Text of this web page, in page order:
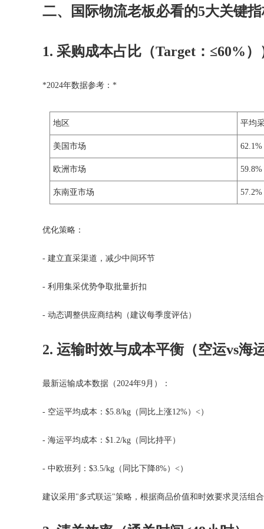
二、国际物流老板必看的5大关键
1. 采购成本占比（Target：≤60%）
*2024年数据参考：*
地区 平均
美国市场 62.1%
欧洲市场 59.8%
东南亚市场 57.2%
优化策略：
- 建立直采渠道，减少中间环节
- 利用集采优势争取批量折扣
- 动态调整供应商结构（建议每季度评估）
2. 运输时效与成本平衡（空运vs海运
最新运输成本数据（2024年9月）：
- 空运平均成本：$5.8/kg（同比上涨12%）<）
- 海运平均成本：$1.2/kg（同比持平）
- 中欧班列：$3.5/kg（同比下降8%）<）
建议采用"多式联运"策略，根据商品价值和时效要求灵活组合